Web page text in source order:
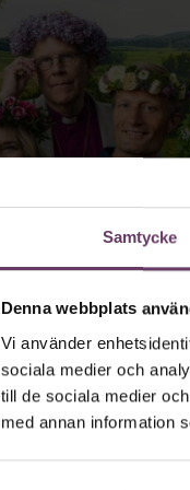
Samtycke
Denna webbplats
Vi använder
sociala medier och
till de sociala medier
med annan information